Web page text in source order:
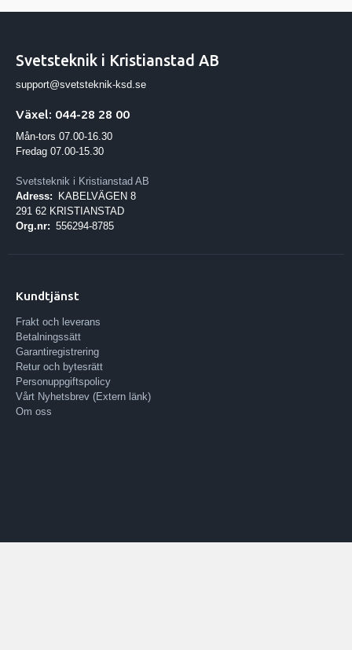
Svetsteknik i Kristianstad AB
support@svetsteknik-ksd.se
Växel: 044-28 28 00
Mån-tors 07.00-16.30
Fredag 07.00-15.30
Svetsteknik i Kristianstad AB
Adress:
KABELVÄGEN 8
291 62 KRISTIANSTAD
Org.nr: 556294-8785
Kundtjänst
Frakt och leverans
Betalningssätt
Garantiregistrering
Retur och bytesrätt
Personuppgiftspolicy
Vårt Nyhetsbrev (Extern länk)
Om oss